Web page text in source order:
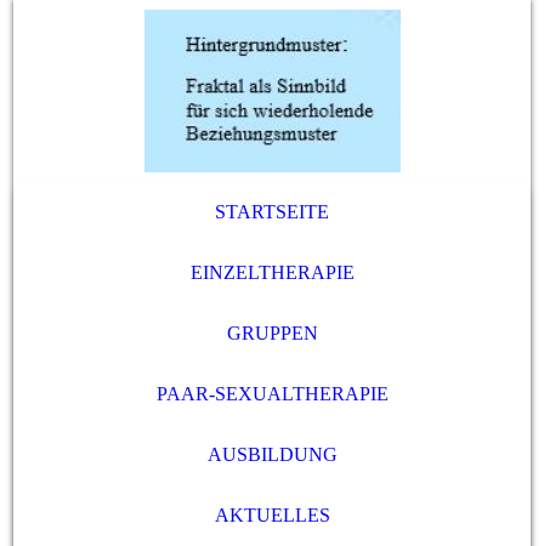
STARTSEITE
EINZELTHERAPIE
GRUPPEN
PAAR-SEXUALTHERAPIE
AUSBILDUNG
AKTUELLES